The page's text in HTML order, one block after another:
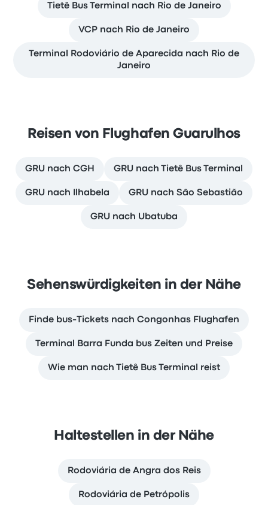
Tietê Bus Terminal nach Rio de Janeiro
VCP nach Rio de Janeiro
Terminal Rodoviário de Aparecida nach Rio de
Janeiro
Reisen von Flughafen Guarulhos
GRU nach CGH GRU nach Tietê Bus Terminal
GRU nach Ilhabela GRU nach São Sebastião
GRU nach Ubatuba
Sehenswürdigkeiten in der Nähe
Finde bus-Tickets nach Congonhas Flughafen
Terminal Barra Funda bus Zeiten und Preise
Wie man nach Tietê Bus Terminal reist
Haltestellen in der Nähe
Rodoviária de Angra dos Reis
Rodoviária de Petrópolis